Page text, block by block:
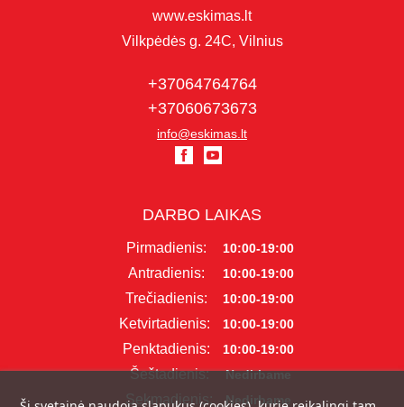
www.eskimas.lt
Vilkpėdės g. 24C, Vilnius
+37064764764
+37060673673
info@eskimas.lt
DARBO LAIKAS
Pirmadienis: 10:00-19:00
Antradienis: 10:00-19:00
Trečiadienis: 10:00-19:00
Ketvirtadienis: 10:00-19:00
Penktadienis: 10:00-19:00
Šeštadienis: Nedirbame
Sekmadienis: Nedirbame